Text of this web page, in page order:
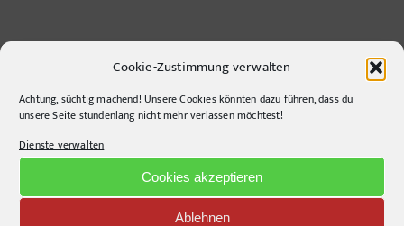
Cookie-Zustimmung verwalten
Achtung, süchtig machend! Unsere Cookies könnten dazu führen, dass du
unsere Seite stundenlang nicht mehr verlassen möchtest!
Dienste verwalten
Cookies akzeptieren
Ablehnen
CONTACT INFO
pr-ide
10555Berlin